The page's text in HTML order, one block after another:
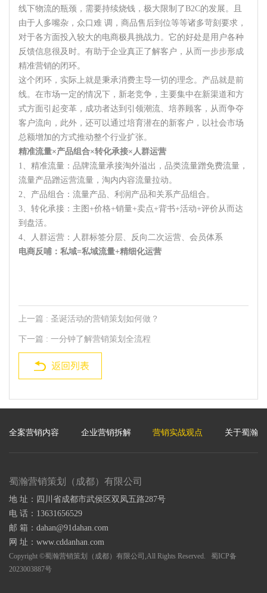
线下物流的瓶颈，需要持续烧钱，极大限制了B2C的发展。且
由于人多嘴杂，众口难 调，商品售后到位等等诸多苛刻要求，
对于各方面投入较大的电商极具挑战力。它的好处是用户各种
反馈信息很及时。有助于企业真正了解客户，从而一步步形成
精准营销的闭环。
这个闭环，实际上就是秉承消费主导一切的理念。产品就是前
线。在市场一定的情况下，新老竞争，主要集中在新渠道和方
式方面引起变革，成功者达到引领潮流、培养顾客，从而争夺
客户流向，此外，还可以通过培育潜在的新客户，以社会市场
总额增加的方式推动整个行业扩张。
精准流量×产品组合×转化承接×人群运营
1、精准流量：品牌流量承接淘外溢出，品类流量蹭免费流量，
流量产品蹭运营流量，淘内内容流量拉动。
2、产品组合：流量产品、利润产品和关系产品组合。
3、转化承接：主图+价格+销量+卖点+背书+活动+评价从而达
到盘活。
4、人群运营：人群标签分层、反向二次运营、会员体系
电商反哺：私域=私域流量+精细化运营
上一篇 : 圣诞活动的营销策划如何做？
下一篇 : 一分钟了解营销策划全流程
全案营销内容 企业营销拆解 营销实战观点 关于蜀瀚
蜀瀚营销策划（成都）有限公司
地 址：四川省成都市武侯区双凤五路287号
电 话：13631656529
邮 箱：dahan@91dahan.com
网 址：www.cddanhan.com
Copyright ©蜀瀚营销策划（成都）有限公司,All Rights Reserved. 蜀ICP备
2023003887号